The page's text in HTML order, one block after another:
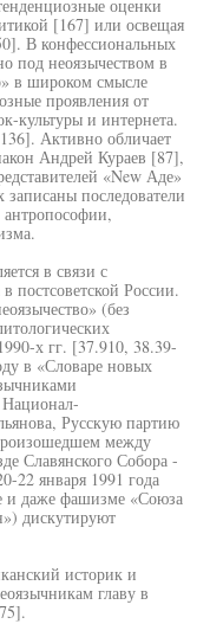
оценки
[167] или освещая
В конфессиональных
под неоязычеством в
в широком смысле
проявления от
культуры и интернета.
Активно обличает
Андрей Кураев [87],
«New Аде»
последователи
в связи с
постсоветской России.
(без
х гг. [37.910, 38.39-
в «Словаре новых
Русскую партию
между
Славянского Собора -
22 января 1991 года
и даже фашизме «Союза
дискутируют
историк и
главу в